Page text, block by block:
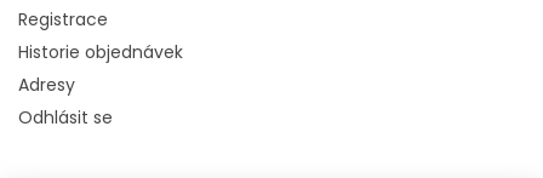
Registrace
Historie objednávek
Adresy
Odhlásit se